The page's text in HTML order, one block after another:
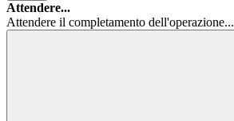
Attendere...
Attendere il completamento dell'operazione...